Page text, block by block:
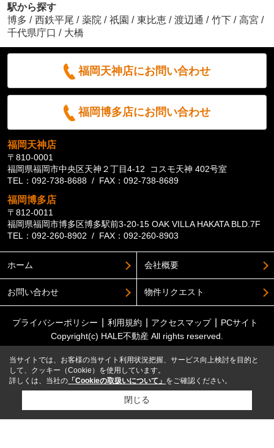
駅から探す
博多 / 西鉄平尾 / 薬院 / 祇園 / 東比恵 / 渡辺通 / 竹下 / 高宮 /
千代県庁口 / 大橋
福岡天神店にお問い合わせ
福岡博多店にお問い合わせ
福岡天神店
〒810-0001
福岡県福岡市中央区天神２丁目4-12 コスモ天神 402号室
TEL：092-738-8688 / FAX：092-738-8689
福岡博多店
〒812-0011
福岡県福岡市博多区博多駅前3-20-15 OAK VILLA HAKATA BLD.7F
TEL：092-260-8902 / FAX：092-260-8903
ホーム 会社概要
お問い合わせ 物件リクエスト
プライバシーポリシー 利用規約 アクセスマップ
PCサイト
Copyright(c) HALE不動産 All rights reserved.
当サイトでは、お客様の当サイト利用状況把握、サービス向上検討を目的と
して、クッキー（Cookie）を使用しています。
詳しくは、当社の 「Cookieの取扱いについて」 をご確認ください。
閉じる